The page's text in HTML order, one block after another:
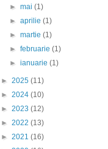
►mai(1)
►aprilie(1)
►martie(1)
►februarie(1)
►ianuarie(1)
► 2025 (11)
► 2024 (10)
► 2023 (12)
► 2022 (13)
► 2021 (16)